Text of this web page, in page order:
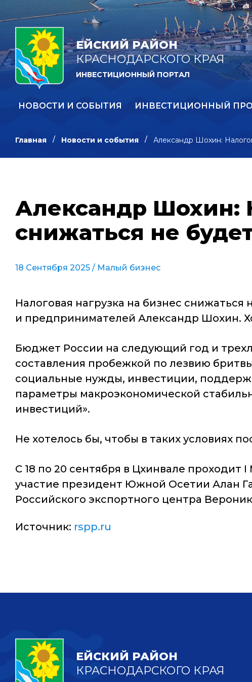
ЕЙСКИЙ РАЙОН
КРАСНОДАРСКОГО КРАЯ
ИНВЕСТИЦИОННЫЙ ПОРТАЛ
НОВОСТИ И СОБЫТИЯ ИНВЕСТИЦИОННЫЙ
Главная Новости и события Александр Шохин:
Александр Шохин:
снижаться не
18 Сентября 2025 / Малый бизнес
Налоговая нагрузка на бизнес
и предпринимателей Александр Шохин.
Бюджет России на следующий год и
составления пробежкой по лезвию
социальные нужды, инвестиции,
параметры макроэкономической
инвестиций».
Не хотелось бы, чтобы в таких условиях
С 18 по 20 сентября в Цхинвале
участие президент Южной Осетии Алан
Российского экспортного центра
Источник: rspp.ru
ЕЙСКИЙ РАЙОН
КРАСНОДАРСКОГО КРАЯ